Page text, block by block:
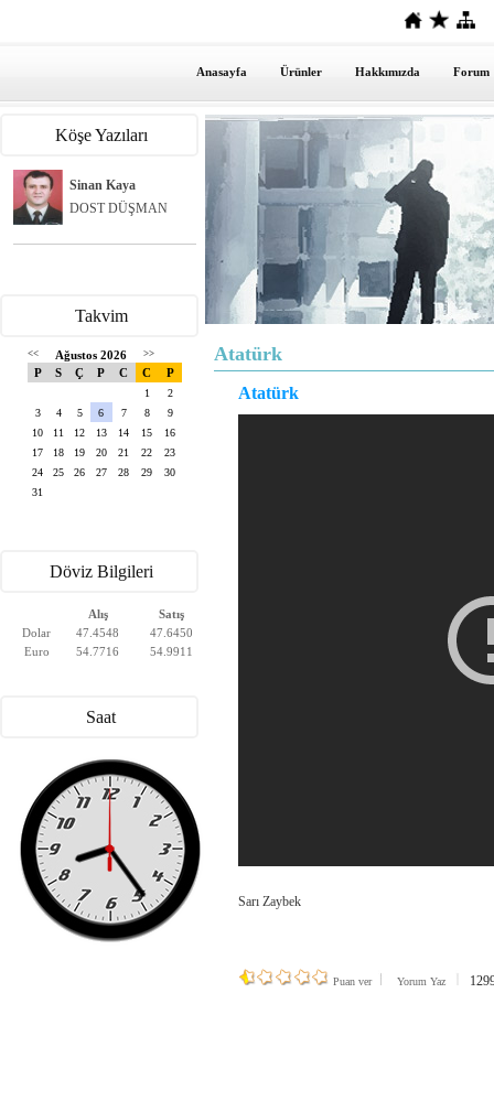
Anasayfa Ürünler Hakkımızda Forum
Köşe Yazıları
Sinan Kaya
DOST DÜŞMAN
Takvim
<< Ağustos 2026 >>
P S Ç P C C P
1
2
3
4 5 6 7 8
9
10
11 12 13 14 15
16
17
18 19 20 21 22
23
24
25 26 27 28 29
30
31
Döviz Bilgileri
Alış
Satış
Dolar
47.4548
47.6450
Euro
54.7716 54.9911
Saat
Atatürk
Atatürk
Sarı Zaybek
Puan ver Yorum Yaz